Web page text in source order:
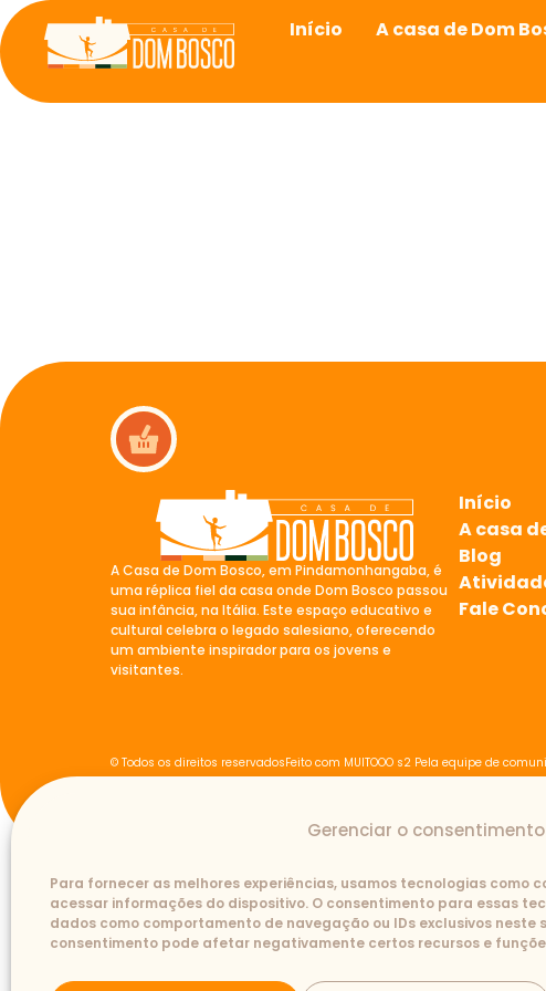
Gerenciar o consentimento
Para fornecer as melhores experiências, usamos tecnologias como
acessar informações do dispositivo. O consentimento para essas
dados como comportamento de navegação ou IDs exclusivos neste
consentimento pode afetar negativamente certos recursos e
Início A casa de Dom
A Casa de Dom Bosco, em Pindamonhangaba, é
uma réplica fiel da casa onde Dom Bosco passou
sua infância, na Itália. Este espaço educativo e
cultural celebra o legado salesiano, oferecendo
um ambiente inspirador para os jovens e
visitantes.
Início
A casa
Blog
Fale
© Todos os direitos reservadosFeito com MUITOOO s2 Pela equipe de